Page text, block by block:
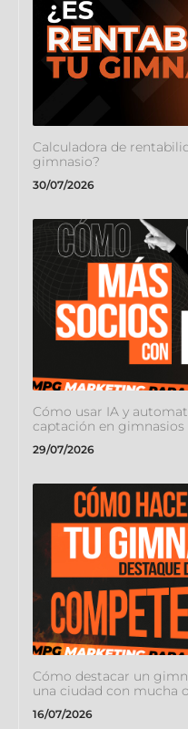
Calculadora de
gimnasio?
30/07/2026
Cómo usar IA y
captación en gimnasios
29/07/2026
Cómo destacar un
una ciudad con mucha
16/07/2026